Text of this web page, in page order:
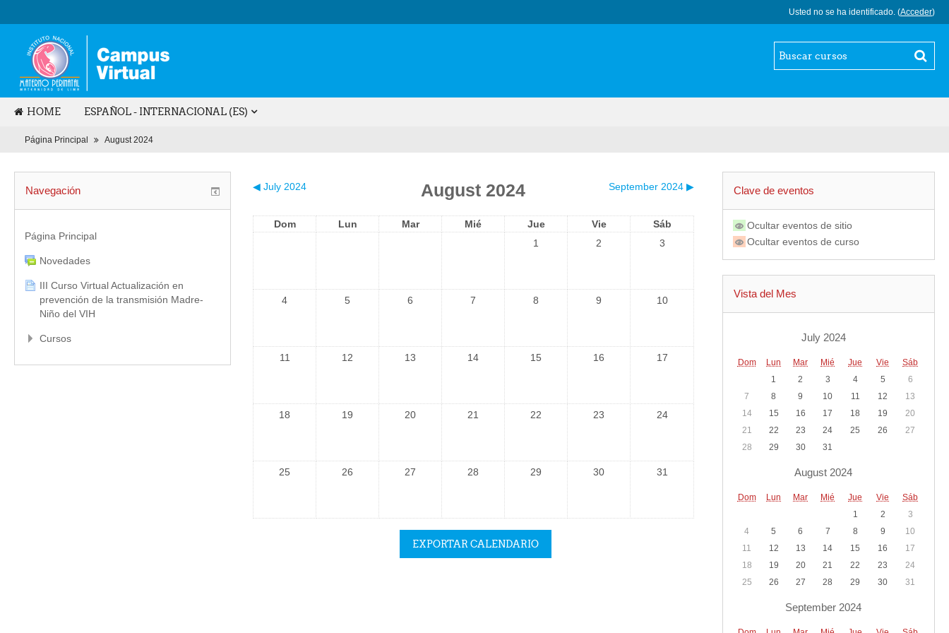
Usted no se ha identificado. (Acceder)
HOME ESPAÑOL - INTERNACIONAL (ES)
Página Principal August 2024
◀ July 2024 August 2024 September 2024 ▶
Dom Lun Mar Mié Jue Vie
Sáb
1
2 3
4 5 6 7 8 9 10
11 12 13 14 15 16 17
18 19 20 21 22 23 24
25 26 27 28 29 30 31
Navegación
Página Principal
Novedades
III Curso Virtual Actualización en
prevención de la transmisión Madre-
Niño del VIH
Cursos
Clave de eventos
Ocultar eventos de sitio
Ocultar eventos de curso
Vista del Mes
July 2024
Dom Lun Mar Mié Jue Vie
Sáb
1
2 3 4 5
6
7
8 9 10 11 12
13
14
15 16 17 18 19
20
21
22 23 24 25 26
27
28
29 30 31
August 2024
Dom Lun Mar Mié Jue Vie
Sáb
1
2
3
4
5 6 7 8 9
10
11
12 13 14 15 16
17
18
19 20 21 22 23
24
25
26 27 28 29 30 31
September 2024